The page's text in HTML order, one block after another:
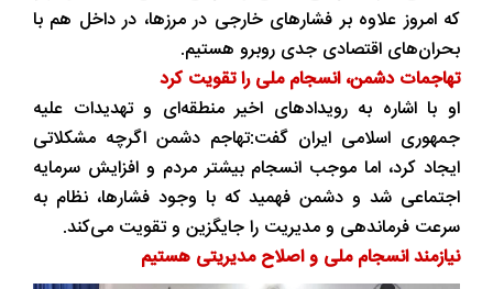
که امروز علاوه بر فشارهای خارجی در مرزها، در داخل هم با
بحران‌های اقتصادی جدی روبرو هستیم.
تهاجمات دشمن، انسجام ملی را تقویت کرد
او با اشاره به رویدادهای اخیر منطقه‌ای و تهدیدات علیه
جمهوری اسلامی ایران گفت:تهاجم دشمن اگرچه مشکلاتی
ایجاد کرد، اما موجب انسجام بیشتر مردم و افزایش سرمایه
اجتماعی شد و دشمن فهمید که با وجود فشارها، نظام به
‌سرعت فرماندهی و مدیریت را جایگزین و تقویت می‌کند.
نیازمند انسجام ملی و اصلاح مدیریتی هستیم